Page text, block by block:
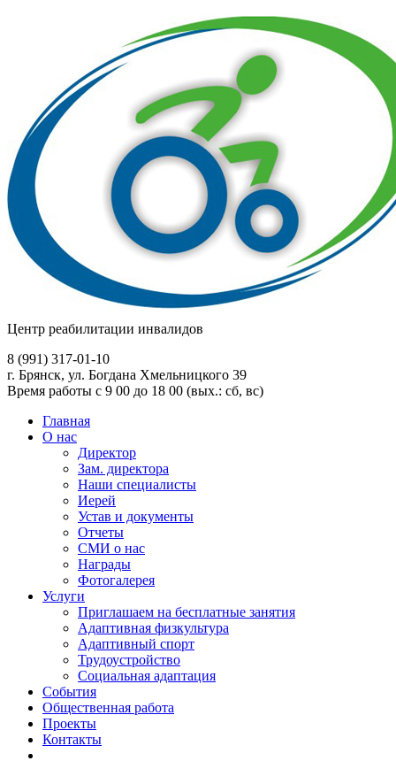
Центр реабилитации инвалидов
8 (991) 317-01-10
г. Брянск, ул. Богдана Хмельницкого 39
Время работы с 9 00 до 18 00 (вых.: сб, вс)
Главная
О нас
Директор
Зам. директора
Наши специалисты
Иерей
Устав и документы
Отчеты
СМИ о нас
Награды
Фотогалерея
Услуги
Приглашаем на бесплатные занятия
Адаптивная физкультура
Адаптивный спорт
Трудоустройство
Социальная адаптация
События
Общественная работа
Проекты
Контакты